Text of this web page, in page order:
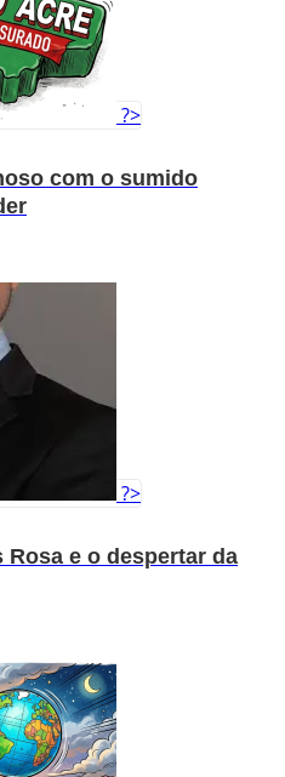
?>
com o sumido
?>
Rosa e o despertar da